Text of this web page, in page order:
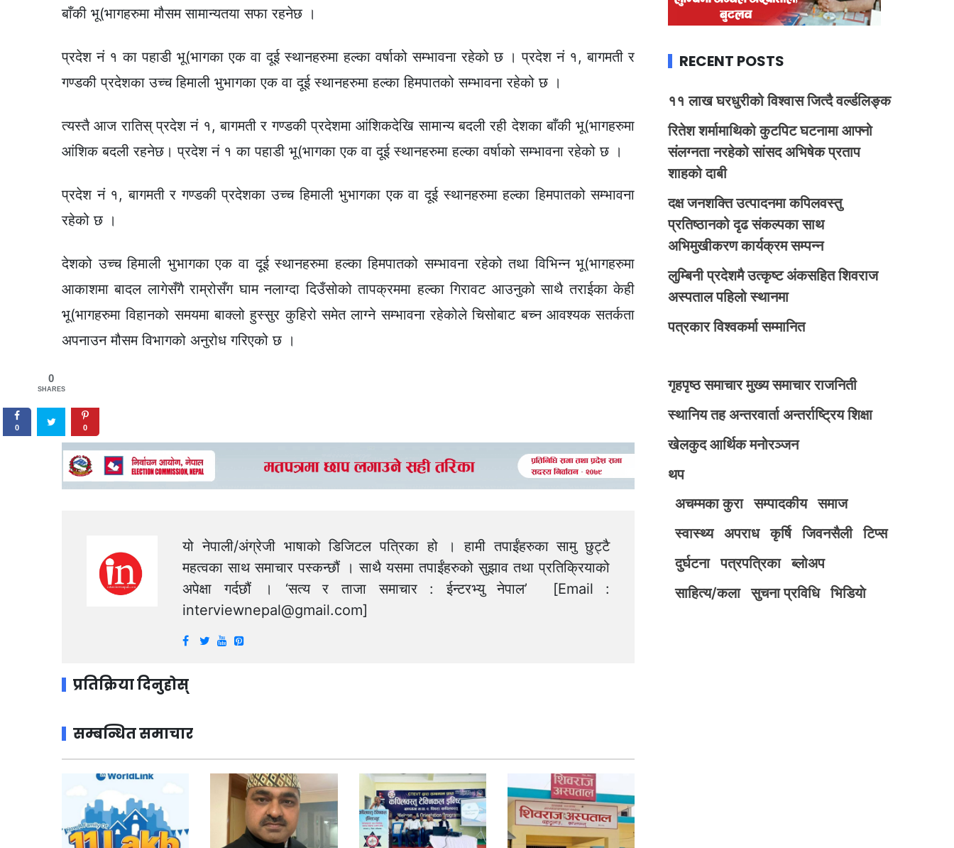
बाँकी भू(भागहरुमा मौसम सामान्यतया सफा रहनेछ ।
प्रदेश नं १ का पहाडी भू(भागका एक वा दूई स्थानहरुमा हल्का वर्षाको सम्भावना रहेको छ । प्रदेश नं १, बागमती र
गण्डकी प्रदेशका उच्च हिमाली भुभागका एक वा दूई स्थानहरुमा हल्का हिमपातको सम्भावना रहेको छ ।
त्यस्तै आज रातिस् प्रदेश नं १, बागमती र गण्डकी प्रदेशमा आंशिकदेखि सामान्य बदली रही देशका बाँकी भू(भागहरुमा
आंशिक बदली रहनेछ। प्रदेश नं १ का पहाडी भू(भागका एक वा दूई स्थानहरुमा हल्का वर्षाको सम्भावना रहेको छ ।
प्रदेश नं १, बागमती र गण्डकी प्रदेशका उच्च हिमाली भुभागका एक वा दूई स्थानहरुमा हल्का हिमपातको सम्भावना
रहेको छ ।
देशको उच्च हिमाली भुभागका एक वा दूई स्थानहरुमा हल्का हिमपातको सम्भावना रहेको तथा विभिन्न भू(भागहरुमा
आकाशमा बादल लागेसँगै राम्रोसँग घाम नलाग्दा दिउँसोको तापक्रममा हल्का गिरावट आउनुको साथै तराईका केही
भू(भागहरुमा विहानको समयमा बाक्लो हुस्सुर कुहिरो समेत लाग्ने सम्भावना रहेकोले चिसोबाट बच्‍न आवश्यक सतर्कता
अपनाउन मौसम विभागको अनुरोध गरिएको छ ।
यो नेपाली/अंग्रेजी भाषाको डिजिटल पत्रिका हो । हामी तपाईंहरुका सामु छुट्टै
महत्वका साथ समाचार पस्कन्छौं । साथै यसमा तपाईंहरुको सुझाव तथा प्रतिक्रियाको
अपेक्षा गर्दछौं । ‘सत्य र ताजा समाचार : ईन्टरभ्यु नेपाल’ [Email :
interviewnepal@gmail.com]
प्रतिक्रिया दिनुहोस्
सम्बन्धित समाचार
RECENT POSTS
११ लाख घरधुरीको विश्वास जित्दै वर्ल्डलिङ्क
रितेश शर्मामाथिको कुटपिट घटनामा आफ्नो
संलग्नता नरहेको सांसद अभिषेक प्रताप
शाहको दाबी
दक्ष जनशक्ति उत्पादनमा कपिलवस्तु
प्रतिष्ठानको दृढ संकल्पका साथ
अभिमुखीकरण कार्यक्रम सम्पन्न
लुम्बिनी प्रदेशमै उत्कृष्ट अंकसहित शिवराज
अस्पताल पहिलो स्थानमा
पत्रकार विश्वकर्मा सम्मानित
गृहपृष्ठ समाचार मुख्य समाचार राजनिती
स्थानिय तह अन्तरवार्ता अन्तर्राष्ट्रिय शिक्षा
खेलकुद आर्थिक मनोरञ्जन
थप
अचम्मका कुरा
सम्पादकीय
समाज
स्वास्थ्य
अपराध कृर्षि जिवनसैली
टिप्स
दुर्घटना
पत्रपत्रिका
ब्लोअप
साहित्य/कला
सुचना प्रविधि भिडियाे
0
SHARES
0 0